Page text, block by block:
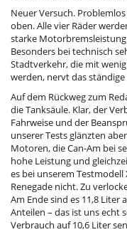
Neuer Versuch.
oben. Alle vier Räder
starke Motorbremsleistung
Besonders bei technisch
Stadtverkehr, die mit
werden, nervt das
Auf dem Rückweg zum
die Tanksäule. Klar, der
Fahrweise und der
unserer Tests glänzten
Motoren, die Can-Am bei
hohe Leistung und
es bei unserem Testmodell
Renegade nicht. Zu
Am Ende sind es 11,8 Liter
Anteilen – das ist uns echt
Verbrauch auf 10,6 Liter